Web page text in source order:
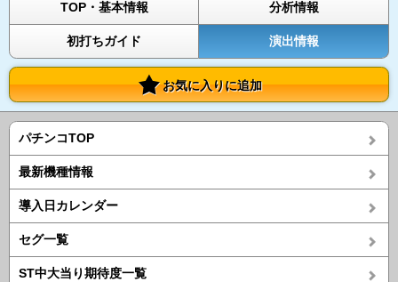
TOP・基本情報 分析情報
初打ちガイド 演出情報
お気に入りに追加
パチンコTOP
最新機種情報
導入日カレンダー
セグ一覧
ST中大当り期待度一覧